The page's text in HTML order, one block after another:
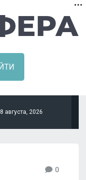
8 августа, 2026
0